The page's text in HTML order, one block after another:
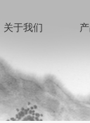
关于我们